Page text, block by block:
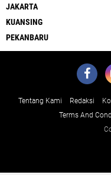
JAKARTA
KUANSING
PEKANBARU
Tentang Kami Redaksi
Terms And